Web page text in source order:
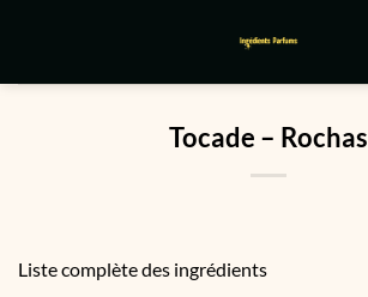
Tocade – Rochas
Liste complète des ingrédients